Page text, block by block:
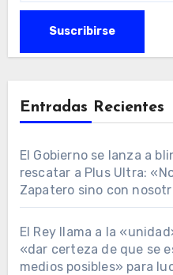
Entradas Recientes
El Gobierno se lanza a
rescatar a Plus Ultra:
Zapatero sino con
El Rey llama a la
«dar certeza de que se
medios posibles» para